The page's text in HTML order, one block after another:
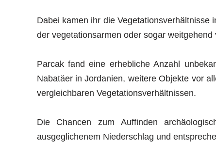
Dabei kamen ihr die
der vegetationsarmen oder sogar
Parcak fand eine erhebliche Anzahl
Nabatäer in Jordanien, weitere Objekte vor
vergleichbaren Vegetationsverhältnissen.
Die Chancen zum Auffinden
ausgeglichenem Niederschlag und